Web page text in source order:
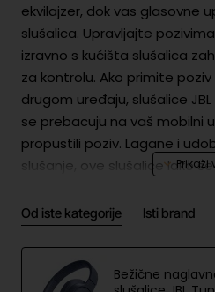
ekvilajzer, dok vas glasovne
slušalica. Upravljajte
izravno s kućišta slušalica
za kontrolu. Ako primite
drugom uređaju, slušalice
se prebacuju na vaš mobilni
propustili poziv. Lagane i
slušanje, ove slušalice lako
Sigurnost proizvoda
Bat
erij
Lithium-ion Polymer
Od iste kategorije Isti brand
Bežične